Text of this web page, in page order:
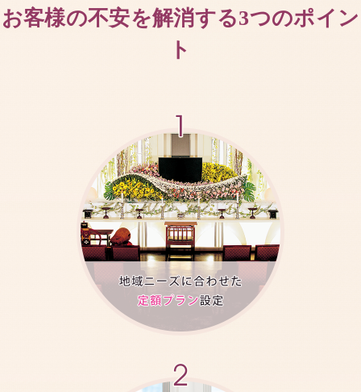
お客様の不安を解消する3つのポイン
ト